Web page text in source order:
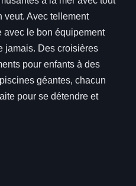
veut. Avec tellement
avec le bon équipement
jamais. Des croisières
pour enfants à des
géantes, chacun
pour se détendre et